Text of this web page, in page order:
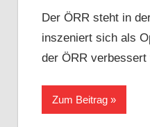
Der ÖRR steht in
inszeniert sich als
der ÖRR verbessert
Zum Beitrag